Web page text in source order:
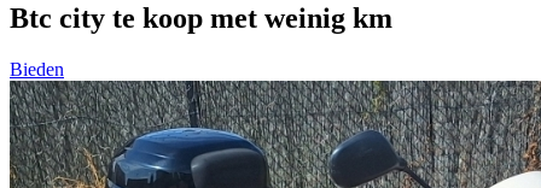
Btc city te koop met weinig km
Bieden